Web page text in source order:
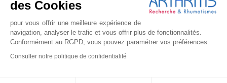
des Cookies
pour vous offrir une meilleure expérience de
navigation, analyser le trafic et vous offrir plus de fonctionnalités.
Conformément au RGPD, vous pouvez paramétrer vos préférences.
Consulter notre politique de confidentialité
4P : Les
nouvelles
technologies
numériques au
service de la
Cure-RA
AVR 22 15:01